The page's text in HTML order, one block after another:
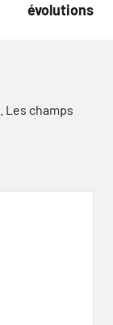
évolutions
Les champs